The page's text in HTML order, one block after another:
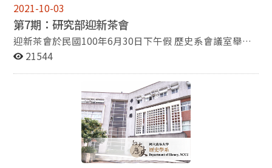
此外，旁聽岸本美緒老師在御茶水大學開的中國史專題，
並且參加了岸本老師在東大的近世史研究會。此研究會主
要是由岸本老師的學生所組成，隔週舉行一次。學生在此
研究會輪流報告自己的研究，藉由互相討論改進論文不足
的部分。有時也會邀請國外學者來研究會上演講… (檢視
全文)
5:00PM ※ 地 點： 國立政治大學百年樓文學院演講廳
(330111) ※ 主辦單位：政治大學歷史系、政治大學文學
院身體與文明研究中心、國立台灣大學歷史系、台灣世界
史討論會 【杜維運教授專題演講】 ※講 題：史學方法與
00﹣4：00 ※地 點：季陶樓340108教室 【「百年歷史
講座」專題演講】 ※講 者：科大衛教授 （Prof. David W.
（From Ritual to Law: How Chinese Society Changed in
the Twentieth Century） ※時 間：11月14日（星期一）
上午10:00-12:00 ※地 點：季陶樓340423R
2021-10-03
第7期：研究部迎新茶會
迎新茶會於民國100年6月30日下午假 歷史系會議室舉
行，邀請碩博士班一年級新生參與，主要為講解所上之相
除邀請呂紹理主任出席外，另有唐啟華、劉維開、彭明
輝、朱靜華、Joe Eaton和廖敏淑共七位系上師長蒞臨，
由師長給與新生們提點與告誡。此外，這天亦正好是研究
部新舊助教交接的時刻，呂主任特別利用此次機會感謝前
任的黃國勛助教，並贈與小禮物以表感謝；同時介紹新任
助教張真榮小姐給新生認識。迎新茶會除所學會各股報
告，如所費繳交、通訊錄製作、讀書會的參與等，還邀請
21544